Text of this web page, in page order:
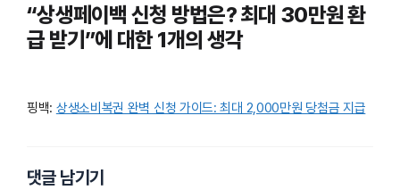
“상생페이백 신청 방법은? 최대 30만원 환
급 받기”에 대한 1개의 생각
핑백: 상생소비복권 완벽 신청 가이드: 최대 2,000만원 당첨금 지급
댓글 남기기